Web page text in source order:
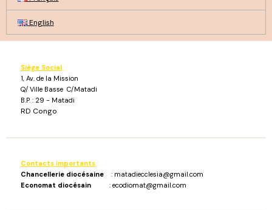
English
Siège Social
1, Av. de la Mission
Q/ Ville Basse C/Matadi
B.P. : 29 - Matadi
RD Congo
Contacts importants :
Chancellerie diocésaine : matadiecclesia@gmail.com
Economat diocésain : ecodiomat@gmail.com